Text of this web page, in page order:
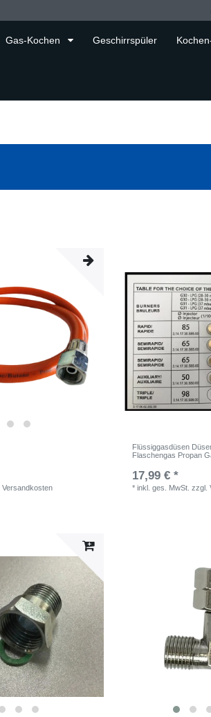
Gas-Kochen Geschirrspüler
Versandkosten
Flüssiggasdüsen
Flaschengas Propan
17,99 € *
*inkl. ges. MwSt. zzgl.